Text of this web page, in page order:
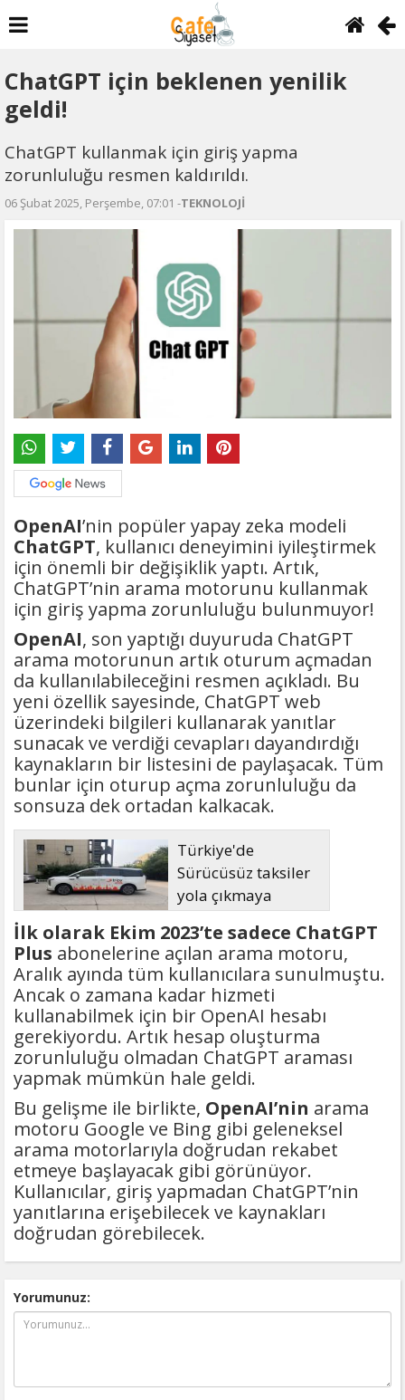
ChatGPT için beklenen yenilik
geldi!
ChatGPT kullanmak için giriş yapma
zorunluluğu resmen kaldırıldı.
06 Şubat 2025, Perşembe, 07:01 -TEKNOLOJİ
OpenAI’nin popüler yapay zeka modeli
ChatGPT, kullanıcı deneyimini iyileştirmek
için önemli bir değişiklik yaptı. Artık,
ChatGPT’nin arama motorunu kullanmak
için giriş yapma zorunluluğu bulunmuyor!
OpenAI, son yaptığı duyuruda ChatGPT
arama motorunun artık oturum açmadan
da kullanılabileceğini resmen açıkladı. Bu
yeni özellik sayesinde, ChatGPT web
üzerindeki bilgileri kullanarak yanıtlar
sunacak ve verdiği cevapları dayandırdığı
kaynakların bir listesini de paylaşacak. Tüm
bunlar için oturup açma zorunluluğu da
sonsuza dek ortadan kalkacak.
Türkiye'de
Sürücüsüz taksiler
yola çıkmaya
hazırlanıyor
İlk olarak Ekim 2023’te sadece ChatGPT
Plus abonelerine açılan arama motoru,
Aralık ayında tüm kullanıcılara sunulmuştu.
Ancak o zamana kadar hizmeti
kullanabilmek için bir OpenAI hesabı
gerekiyordu. Artık hesap oluşturma
zorunluluğu olmadan ChatGPT araması
yapmak mümkün hale geldi.
Bu gelişme ile birlikte, OpenAI’nin arama
motoru Google ve Bing gibi geleneksel
arama motorlarıyla doğrudan rekabet
etmeye başlayacak gibi görünüyor.
Kullanıcılar, giriş yapmadan ChatGPT’nin
yanıtlarına erişebilecek ve kaynakları
doğrudan görebilecek.
Yorumunuz: